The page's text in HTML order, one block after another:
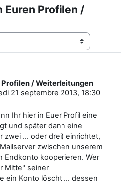
Euren Profilen /
Profilen / Weiterleitungen
21 septembre 2013, 18:30
Ihr hier in Euer Profil eine
und später dann eine
zwei ... oder drei) einrichtet,
zwischen unserem
Endkonto kooperieren. Wer
Mitte" seiner
ein Konto löscht ... dessen